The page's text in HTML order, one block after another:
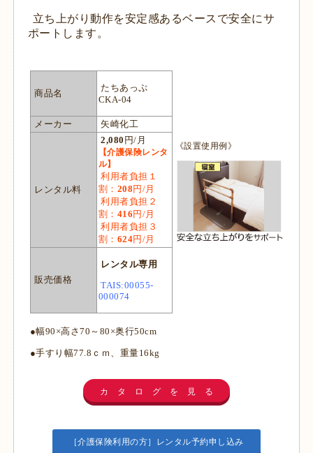
立ち上がり動作を安定感あるベースで安全にサ
ポートします。
商品名
たちあっぷ
CKA-04
メーカー 矢崎化工
レンタル料
2,080 円/月
【介護保険レンタ
ル】
利用者負担１
割： 208円/月
利用者負担２
割： 416円/月
利用者負担３
割： 624円/月
販売価格
レンタル専用
TAIS:00055-
000074
《設置使用例》
●幅90×高さ70～80×奥行50cm
●手すり幅77.8ｃｍ、重量16kg
カ タ ロ グ を 見 る
［介護保険利用の方］レンタル予約申し込み